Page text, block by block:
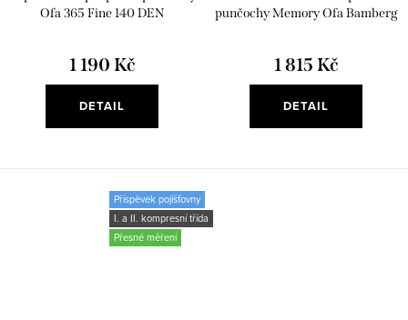
Ofa 365 Fine 140 DEN
1 190 Kč
DETAIL
punčochy Memory Ofa Bamberg
1 815 Kč
DETAIL
Příspěvek pojišťovny
I. a II. kompresní třída
Přesné měření